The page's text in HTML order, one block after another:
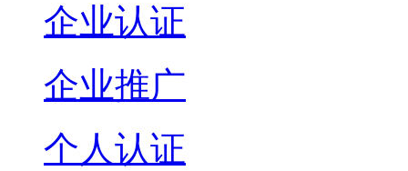
企业认证
企业推广
个人认证